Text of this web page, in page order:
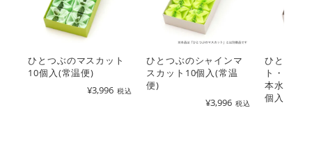
ひとつぶのマスカット
10個入(常温便)
¥3,996 税込
ひとつぶのシャインマ
スカット10個入(常温
便)
¥3,996 税込
ひとつぶ
ト・ジュ
本水よう
個入り(常